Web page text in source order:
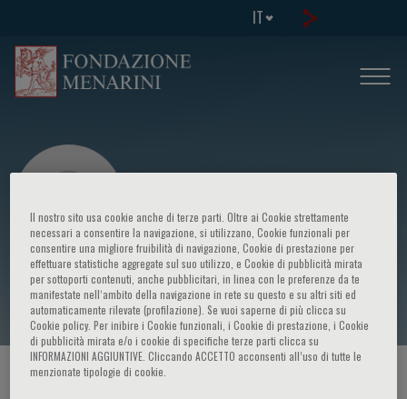
IT
Elena Silvestri
HOME PAGE / CORSI ED EVENTI
Il nostro sito usa cookie anche di terze parti. Oltre ai Cookie strettamente
necessari a consentire la navigazione, si utilizzano, Cookie funzionali per
consentire una migliore fruibilità di navigazione, Cookie di prestazione per
effettuare statistiche aggregate sul suo utilizzo, e Cookie di pubblicità mirata
per sottoporti contenuti, anche pubblicitari, in linea con le preferenze da te
manifestate nell‘ambito della navigazione in rete su questo e su altri siti ed
automaticamente rilevate (profilazione). Se vuoi saperne di più clicca su
Cookie policy. Per inibire i Cookie funzionali, i Cookie di prestazione, i Cookie
di pubblicità mirata e/o i cookie di specifiche terze parti clicca su
INFORMAZIONI AGGIUNTIVE. Cliccando ACCETTO acconsenti all’uso di tutte le
menzionate tipologie di cookie.